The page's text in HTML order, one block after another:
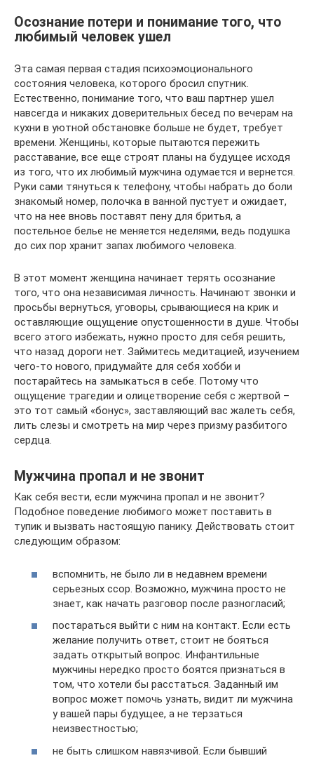
Осознание потери и понимание того, что
любимый человек ушел
Эта самая первая стадия психоэмоционального
состояния человека, которого бросил спутник.
Естественно, понимание того, что ваш партнер ушел
навсегда и никаких доверительных бесед по вечерам на
кухни в уютной обстановке больше не будет, требует
времени. Женщины, которые пытаются пережить
расставание, все еще строят планы на будущее исходя
из того, что их любимый мужчина одумается и вернется.
Руки сами тянуться к телефону, чтобы набрать до боли
знакомый номер, полочка в ванной пустует и ожидает,
что на нее вновь поставят пену для бритья, а
постельное белье не меняется неделями, ведь подушка
до сих пор хранит запах любимого человека.
В этот момент женщина начинает терять осознание
того, что она независимая личность. Начинают звонки и
просьбы вернуться, уговоры, срывающиеся на крик и
оставляющие ощущение опустошенности в душе. Чтобы
всего этого избежать, нужно просто для себя решить,
что назад дороги нет. Займитесь медитацией, изучением
чего-то нового, придумайте для себя хобби и
постарайтесь на замыкаться в себе. Потому что
ощущение трагедии и олицетворение себя с жертвой –
это тот самый «бонус», заставляющий вас жалеть себя,
лить слезы и смотреть на мир через призму разбитого
сердца.
Мужчина пропал и не звонит
Как себя вести, если мужчина пропал и не звонит?
Подобное поведение любимого может поставить в
тупик и вызвать настоящую панику. Действовать стоит
следующим образом:
вспомнить, не было ли в недавнем времени
серьезных ссор. Возможно, мужчина просто не
знает, как начать разговор после разногласий;
постараться выйти с ним на контакт. Если есть
желание получить ответ, стоит не бояться
задать открытый вопрос. Инфантильные
мужчины нередко просто боятся признаться в
том, что хотели бы расстаться. Заданный им
вопрос может помочь узнать, видит ли мужчина
у вашей пары будущее, а не терзаться
неизвестностью;
не быть слишком навязчивой. Если бывший